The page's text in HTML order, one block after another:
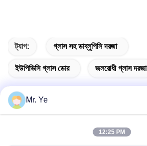
ট্যাগ: গ্লাস সহ ডাব্লুপিসি দরজা
ইউপিভিসি গ্লাস ডোর জলরোধী গ্লাস দরজা
Mr. Ye
12:25 PM